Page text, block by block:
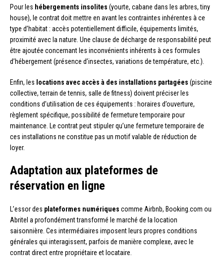
Pour les hébergements insolites (yourte, cabane dans les arbres, tiny
house), le contrat doit mettre en avant les contraintes inhérentes à ce
type d’habitat : accès potentiellement difficile, équipements limités,
proximité avec la nature. Une clause de décharge de responsabilité peut
être ajoutée concernant les inconvénients inhérents à ces formules
d’hébergement (présence d’insectes, variations de température, etc.).
Enfin, les locations avec accès à des installations partagées (piscine
collective, terrain de tennis, salle de fitness) doivent préciser les
conditions d’utilisation de ces équipements : horaires d’ouverture,
règlement spécifique, possibilité de fermeture temporaire pour
maintenance. Le contrat peut stipuler qu’une fermeture temporaire de
ces installations ne constitue pas un motif valable de réduction de
loyer.
Adaptation aux plateformes de
réservation en ligne
L’essor des plateformes numériques comme Airbnb, Booking.com ou
Abritel a profondément transformé le marché de la location
saisonnière. Ces intermédiaires imposent leurs propres conditions
générales qui interagissent, parfois de manière complexe, avec le
contrat direct entre propriétaire et locataire.